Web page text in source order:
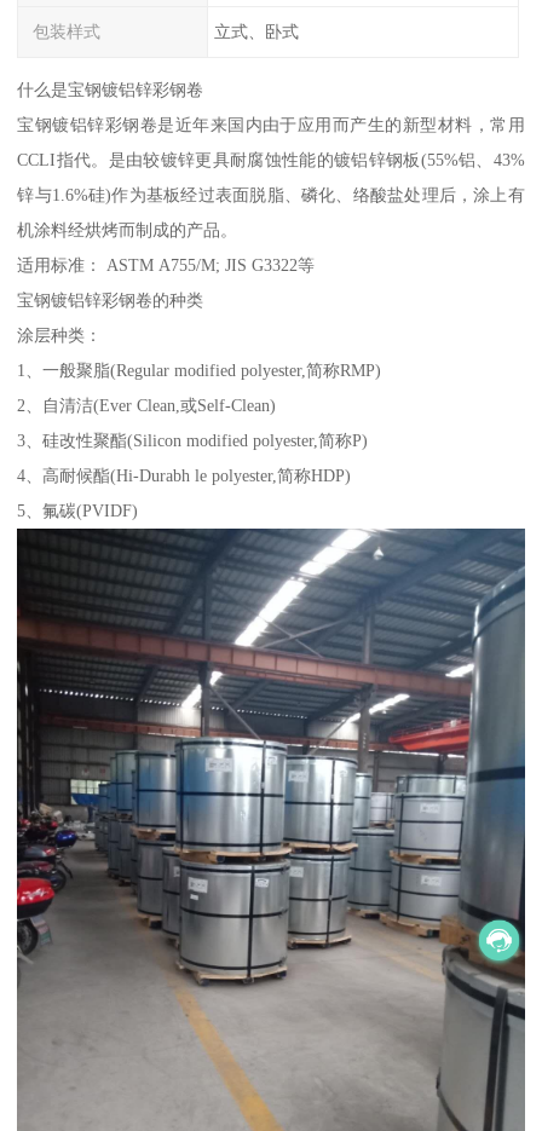
包装样式 立式、卧式
什么是宝钢镀铝锌彩钢卷
宝钢镀铝锌彩钢卷是近年来国内由于应用而产生的新型材料，常用
CCLI指代。是由较镀锌更具耐腐蚀性能的镀铝锌钢板(55%铝、43%
锌与1.6%硅)作为基板经过表面脱脂、磷化、络酸盐处理后，涂上有
机涂料经烘烤而制成的产品。
适用标准： ASTM A755/M; JIS G3322等
宝钢镀铝锌彩钢卷的种类
涂层种类：
1、一般聚脂(Regular modified polyester,简称RMP)
2、自清洁(Ever Clean,或Self-Clean)
3、硅改性聚酯(Silicon modified polyester,简称P)
4、高耐候酯(Hi-Durabh le polyester,简称HDP)
5、氟碳(PVIDF)